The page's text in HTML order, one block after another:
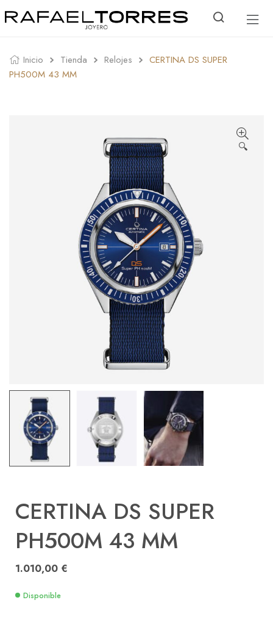
Inicio Tienda Relojes
CERTINA DS SUPER
PH500M 43 MM
🔍
CERTINA DS SUPER
PH500M 43 MM
1.010,00 €
Disponible